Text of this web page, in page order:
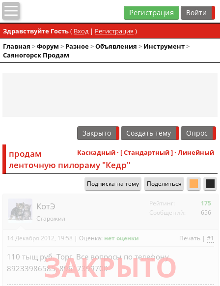
Регистрация
Здравствуйте Гость( Вход| Регистрация )
Главная >Форум > Разное>Объявления > Инструмент>
Саяногорск Продам
Закрыто Создать тему Опрос
Каскадный· [ Стандартный ] · Линейный
продам
ленточную пилораму "Кедр"
Подписка на тему Поделиться
КотЭ
Старожил
Рейтинг:
175
Сообщений:
656
Печать | #1
14 Декабря 2012, 19:58 | Оценка: нет оценки
ЗАКРЫТО
110 тыщ руб. Торг. Все вопросы по телефону
89233986585, 89617399700